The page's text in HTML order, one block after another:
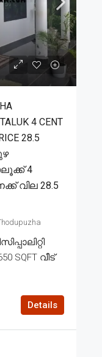
4 CENT
28.5
4
വില 28.5
വീട്
Details